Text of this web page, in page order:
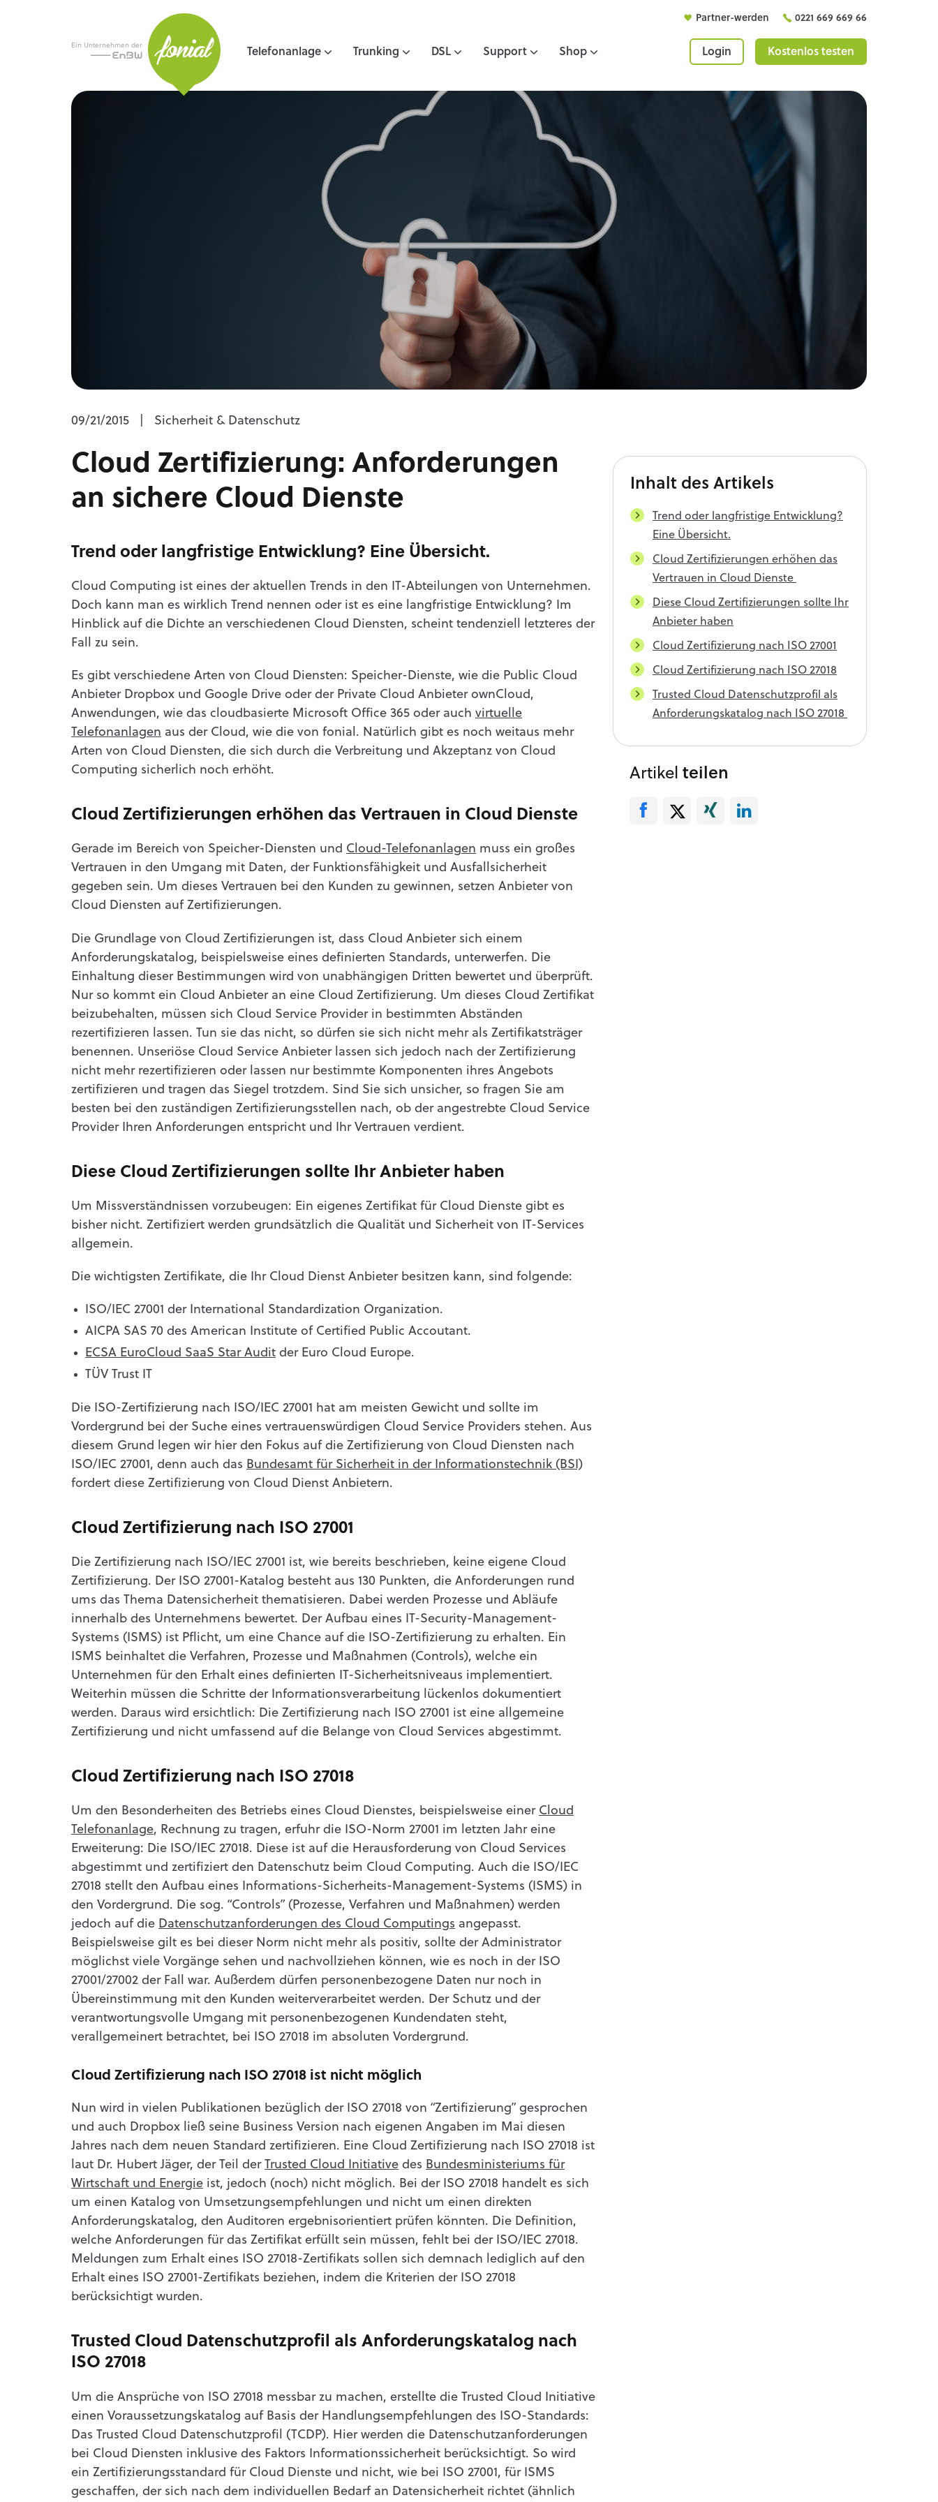
Ein Unternehmen der
Telefonanlage Trunking DSL Support Shop Login Kostenlos testen
Partner-werden 0221 669 669 66
09/21/2015 Sicherheit & Datenschutz
Cloud Zertifizierung: Anforderungen
an sichere Cloud Dienste
Trend oder langfristige Entwicklung? Eine Übersicht.
Cloud Computing ist eines der aktuellen Trends in den IT-Abteilungen von Unternehmen.
Doch kann man es wirklich Trend nennen oder ist es eine langfristige Entwicklung? Im
Hinblick auf die Dichte an verschiedenen Cloud Diensten, scheint tendenziell letzteres der
Fall zu sein.
Es gibt verschiedene Arten von Cloud Diensten: Speicher-Dienste, wie die Public Cloud
Anbieter Dropbox und Google Drive oder der Private Cloud Anbieter ownCloud,
Anwendungen, wie das cloudbasierte Microsoft Office 365 oder auch virtuelle
Telefonanlagen aus der Cloud, wie die von fonial. Natürlich gibt es noch weitaus mehr
Arten von Cloud Diensten, die sich durch die Verbreitung und Akzeptanz von Cloud
Computing sicherlich noch erhöht.
Cloud Zertifizierungen erhöhen das Vertrauen in Cloud Dienste
Gerade im Bereich von Speicher-Diensten und Cloud-Telefonanlagen muss ein großes
Vertrauen in den Umgang mit Daten, der Funktionsfähigkeit und Ausfallsicherheit
gegeben sein. Um dieses Vertrauen bei den Kunden zu gewinnen, setzen Anbieter von
Cloud Diensten auf Zertifizierungen.
Die Grundlage von Cloud Zertifizierungen ist, dass Cloud Anbieter sich einem
Anforderungskatalog, beispielsweise eines definierten Standards, unterwerfen. Die
Einhaltung dieser Bestimmungen wird von unabhängigen Dritten bewertet und überprüft.
Nur so kommt ein Cloud Anbieter an eine Cloud Zertifizierung. Um dieses Cloud Zertifikat
beizubehalten, müssen sich Cloud Service Provider in bestimmten Abständen
rezertifizieren lassen. Tun sie das nicht, so dürfen sie sich nicht mehr als Zertifikatsträger
benennen. Unseriöse Cloud Service Anbieter lassen sich jedoch nach der Zertifizierung
nicht mehr rezertifizieren oder lassen nur bestimmte Komponenten ihres Angebots
zertifizieren und tragen das Siegel trotzdem. Sind Sie sich unsicher, so fragen Sie am
besten bei den zuständigen Zertifizierungsstellen nach, ob der angestrebte Cloud Service
Provider Ihren Anforderungen entspricht und Ihr Vertrauen verdient.
Diese Cloud Zertifizierungen sollte Ihr Anbieter haben
Um Missverständnissen vorzubeugen: Ein eigenes Zertifikat für Cloud Dienste gibt es
bisher nicht. Zertifiziert werden grundsätzlich die Qualität und Sicherheit von IT-Services
allgemein.
Die wichtigsten Zertifikate, die Ihr Cloud Dienst Anbieter besitzen kann, sind folgende:
ISO/IEC 27001 der International Standardization Organization.
AICPA SAS 70 des American Institute of Certified Public Accoutant.
ECSA EuroCloud SaaS Star Audit der Euro Cloud Europe.
TÜV Trust IT
Die ISO-Zertifizierung nach ISO/IEC 27001 hat am meisten Gewicht und sollte im
Vordergrund bei der Suche eines vertrauenswürdigen Cloud Service Providers stehen. Aus
diesem Grund legen wir hier den Fokus auf die Zertifizierung von Cloud Diensten nach
ISO/IEC 27001, denn auch das Bundesamt für Sicherheit in der Informationstechnik (BSI)
fordert diese Zertifizierung von Cloud Dienst Anbietern.
Cloud Zertifizierung nach ISO 27001
Die Zertifizierung nach ISO/IEC 27001 ist, wie bereits beschrieben, keine eigene Cloud
Zertifizierung. Der ISO 27001-Katalog besteht aus 130 Punkten, die Anforderungen rund
ums das Thema Datensicherheit thematisieren. Dabei werden Prozesse und Abläufe
innerhalb des Unternehmens bewertet. Der Aufbau eines IT-Security-Management-
Systems (ISMS) ist Pflicht, um eine Chance auf die ISO-Zertifizierung zu erhalten. Ein
ISMS beinhaltet die Verfahren, Prozesse und Maßnahmen (Controls), welche ein
Unternehmen für den Erhalt eines definierten IT-Sicherheitsniveaus implementiert.
Weiterhin müssen die Schritte der Informationsverarbeitung lückenlos dokumentiert
werden. Daraus wird ersichtlich: Die Zertifizierung nach ISO 27001 ist eine allgemeine
Zertifizierung und nicht umfassend auf die Belange von Cloud Services abgestimmt.
Cloud Zertifizierung nach ISO 27018
Um den Besonderheiten des Betriebs eines Cloud Dienstes, beispielsweise einer Cloud
Telefonanlage, Rechnung zu tragen, erfuhr die ISO-Norm 27001 im letzten Jahr eine
Erweiterung: Die ISO/IEC 27018. Diese ist auf die Herausforderung von Cloud Services
abgestimmt und zertifiziert den Datenschutz beim Cloud Computing. Auch die ISO/IEC
27018 stellt den Aufbau eines Informations-Sicherheits-Management-Systems (ISMS) in
den Vordergrund. Die sog. “Controls” (Prozesse, Verfahren und Maßnahmen) werden
jedoch auf die Datenschutzanforderungen des Cloud Computings angepasst.
Beispielsweise gilt es bei dieser Norm nicht mehr als positiv, sollte der Administrator
möglichst viele Vorgänge sehen und nachvollziehen können, wie es noch in der ISO
27001/27002 der Fall war. Außerdem dürfen personenbezogene Daten nur noch in
Übereinstimmung mit den Kunden weiterverarbeitet werden. Der Schutz und der
verantwortungsvolle Umgang mit personenbezogenen Kundendaten steht,
verallgemeinert betrachtet, bei ISO 27018 im absoluten Vordergrund.
Cloud Zertifizierung nach ISO 27018 ist nicht möglich
Nun wird in vielen Publikationen bezüglich der ISO 27018 von “Zertifizierung” gesprochen
und auch Dropbox ließ seine Business Version nach eigenen Angaben im Mai diesen
Jahres nach dem neuen Standard zertifizieren. Eine Cloud Zertifizierung nach ISO 27018 ist
laut Dr. Hubert Jäger, der Teil der Trusted Cloud Initiative des Bundesministeriums für
Wirtschaft und Energie ist, jedoch (noch) nicht möglich. Bei der ISO 27018 handelt es sich
um einen Katalog von Umsetzungsempfehlungen und nicht um einen direkten
Anforderungskatalog, den Auditoren ergebnisorientiert prüfen könnten. Die Definition,
welche Anforderungen für das Zertifikat erfüllt sein müssen, fehlt bei der ISO/IEC 27018.
Meldungen zum Erhalt eines ISO 27018-Zertifikats sollen sich demnach lediglich auf den
Erhalt eines ISO 27001-Zertifikats beziehen, indem die Kriterien der ISO 27018
berücksichtigt wurden.
Trusted Cloud Datenschutzprofil als Anforderungskatalog nach
ISO 27018
Um die Ansprüche von ISO 27018 messbar zu machen, erstellte die Trusted Cloud Initiative
einen Voraussetzungskatalog auf Basis der Handlungsempfehlungen des ISO-Standards:
Das Trusted Cloud Datenschutzprofil (TCDP). Hier werden die Datenschutzanforderungen
bei Cloud Diensten inklusive des Faktors Informationssicherheit berücksichtigt. So wird
ein Zertifizierungsstandard für Cloud Dienste und nicht, wie bei ISO 27001, für ISMS
geschaffen, der sich nach dem individuellen Bedarf an Datensicherheit richtet (ähnlich
Inhalt des Artikels
Trend oder langfristige Entwicklung?
Eine Übersicht.
Cloud Zertifizierungen erhöhen das
Vertrauen in Cloud Dienste
Diese Cloud Zertifizierungen sollte Ihr
Anbieter haben
Cloud Zertifizierung nach ISO 27001
Cloud Zertifizierung nach ISO 27018
Trusted Cloud Datenschutzprofil als
Anforderungskatalog nach ISO 27018
Artikel teilen